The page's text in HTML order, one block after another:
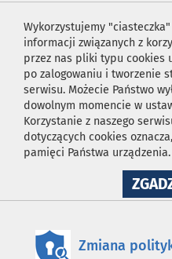
Wykorzystujemy
informacji związanych z
przez nas pliki typu cookies
po zalogowaniu i tworzenie
serwisu. Możecie Państwo
dowolnym momencie w
Korzystanie z naszego
dotyczących cookies
pamięci Państwa urządzenia.
Zmiana